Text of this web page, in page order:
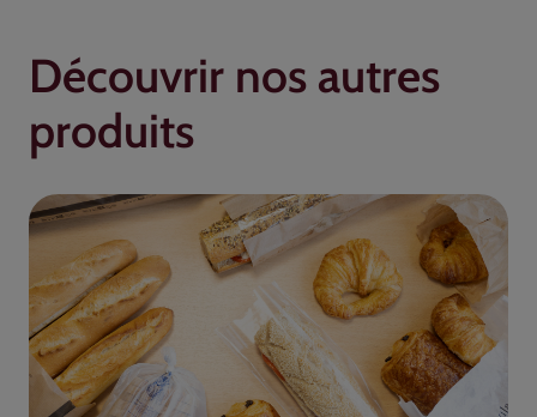
Découvrir nos autres
produits